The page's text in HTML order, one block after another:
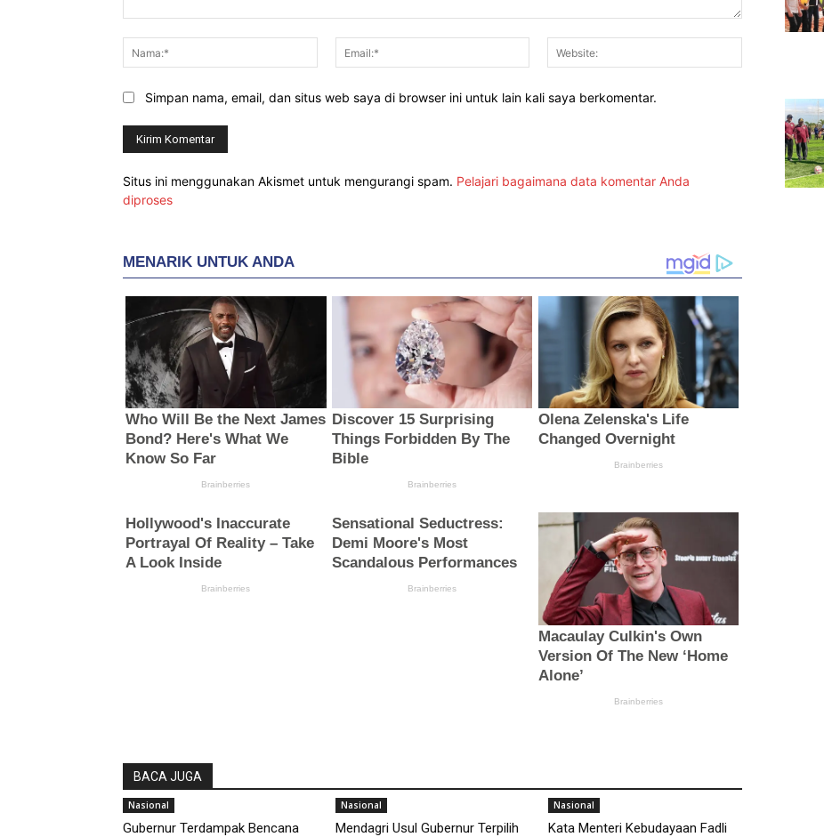
Nama:*
Email:*
Simpan nama, email, dan situs web saya di browser ini untuk lain kali saya berkomentar.
Situs ini menggunakan Akismet untuk mengurangi spam. Pelajari bagaimana data komentar Anda
diproses
BACA JUGA
Nasional
Gubernur Terdampak Bencana
Nasional
Mendagri Usul Gubernur Terpilih
Nasional
Kata Menteri Kebudayaan Fadli